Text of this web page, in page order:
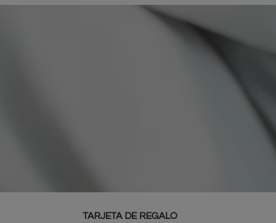
TARJETA DE REGALO